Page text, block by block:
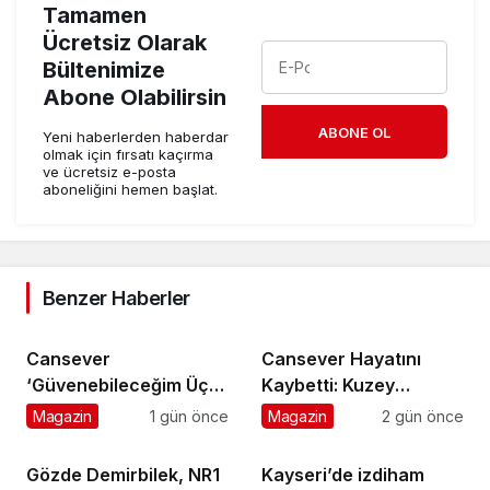
Tamamen
Ücretsiz Olarak
Bültenimize
Abone Olabilirsin
Yeni haberlerden haberdar
olmak için fırsatı kaçırma
ve ücretsiz e-posta
aboneliğini hemen başlat.
ABONE OL
Benzer Haberler
Cansever
‘Güvenebileceğim Üç
İnsandan Biri’ Demişti:
Cansever’e Duygusal
Magazin 1 gün önce
Cansever Hayatını
Kaybetti: Kuzey
Makedonya’da
Magazin 2 gün önce
Gözde Demirbilek, NR1
Kayseri’de izdiham